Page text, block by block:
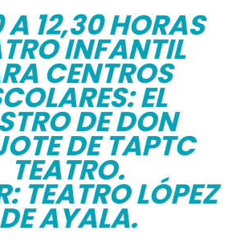
A 12,30 HORAS
INFANTIL
CENTROS
EL
DE DON
DE TAPTC
TEATRO.
TEATRO LÓPEZ
DE AYALA.